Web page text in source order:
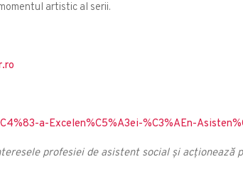
artistic al serii.
a-Excelen%C5%A3ei-%C3%AEn-
profesiei de asistent social și